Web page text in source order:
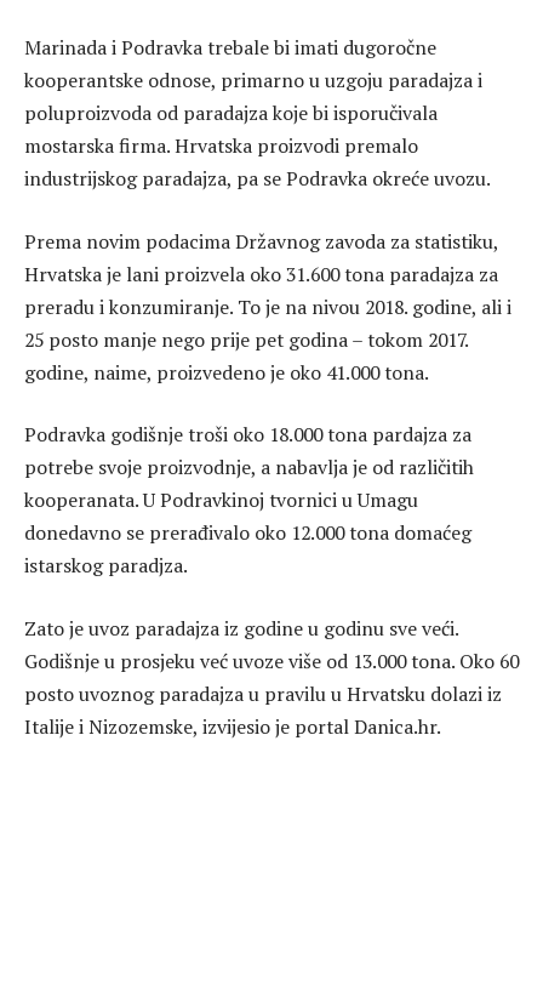
Marinada i Podravka trebale bi imati dugoročne
kooperantske odnose, primarno u uzgoju paradajza i
poluproizvoda od paradajza koje bi isporučivala
mostarska firma. Hrvatska proizvodi premalo
industrijskog paradajza, pa se Podravka okreće uvozu.
Prema novim podacima Državnog zavoda za statistiku,
Hrvatska je lani proizvela oko 31.600 tona paradajza za
preradu i konzumiranje. To je na nivou 2018. godine, ali i
25 posto manje nego prije pet godina – tokom 2017.
godine, naime, proizvedeno je oko 41.000 tona.
Podravka godišnje troši oko 18.000 tona pardajza za
potrebe svoje proizvodnje, a nabavlja je od različitih
kooperanata. U Podravkinoj tvornici u Umagu
donedavno se prerađivalo oko 12.000 tona domaćeg
istarskog paradjza.
Zato je uvoz paradajza iz godine u godinu sve veći.
Godišnje u prosjeku već uvoze više od 13.000 tona. Oko 60
posto uvoznog paradajza u pravilu u Hrvatsku dolazi iz
Italije i Nizozemske, izvijesio je portal Danica.hr.